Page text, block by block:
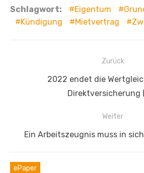
Schlagwort: Eigentum
Kündigung
Mietvertrag
Beitragsnavigation
Zurück
2022 endet die
Direktversicherung
Weiter
Nächster
Ein Arbeitszeugnis muss in
ePaper